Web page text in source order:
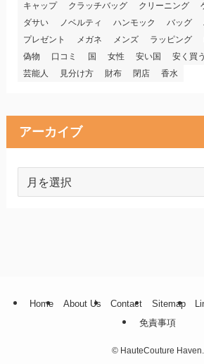
キャップ
クラッチバッグ クリーニング
ダサい
ノベルティ ハンモック バッグ
プレゼント
メガネ メンズ ラッピング
偽物
口コミ 国 女性 安い国 安く買う
芸能人
見分け方 財布 閉店 香水
アーカイブ
Home About Us Contact Sitemap
免責事項
©HauteCouture Haven.